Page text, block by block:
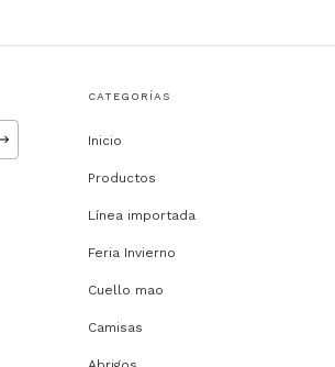
CATEGORÍAS
Inicio
Productos
Línea importada
Feria Invierno
Cuello mao
Camisas